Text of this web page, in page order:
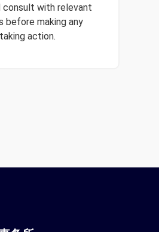
consult with relevant
before making any
action.